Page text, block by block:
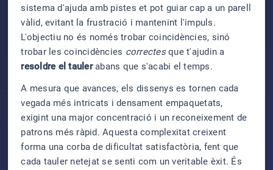
sistema d'ajuda amb pistes et pot guiar cap a un parell
vàlid, evitant la frustració i mantenint l'impuls.
L'objectiu no és només trobar coincidències, sinó
trobar les coincidències correctesque t'ajudin a
resoldre el taulerabans que s'acabi el temps.
A mesura que avances, els dissenys es tornen cada
vegada més intricats i densament empaquetats,
exigint una major concentració i un reconeixement de
patrons més ràpid. Aquesta complexitat creixent
forma una corba de dificultat satisfactòria, fent que
cada tauler netejat se senti com un veritable èxit. És